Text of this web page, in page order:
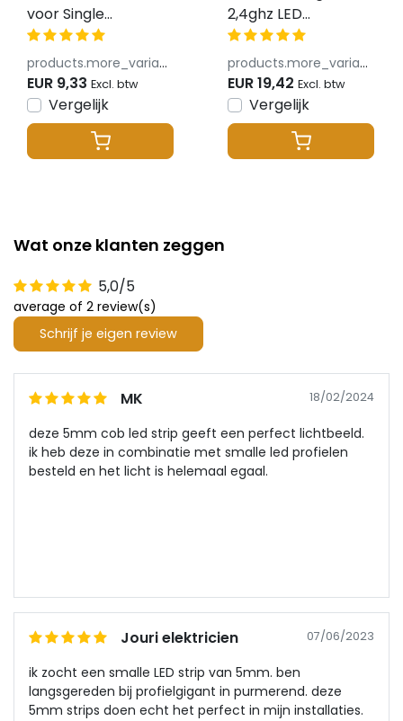
voor Single
Color/Dual
White/RGB/RGBW/RGBWW/RGBCCT
LED strips 12-24v -
SR5
products.more_variants_available
EUR 9,33 Excl. btw
Vergelijk
2,4ghz LED
controller - voor
Single Color/Dual
White/RGB/RGBW/
LED strips 12-24v -
SZ5
products.more_variants_available
EUR 19,42 Excl. btw
Vergelijk
Wat onze klanten zeggen
5,0/5
average of 2 review(s)
Schrijf je eigen review
MK 18/02/2024
deze 5mm cob led strip geeft een perfect lichtbeeld.
ik heb deze in combinatie met smalle led profielen
besteld en het licht is helemaal egaal.
Jouri elektricien 07/06/2023
ik zocht een smalle LED strip van 5mm. ben
langsgereden bij profielgigant in purmerend. deze
5mm strips doen echt het perfect in mijn installaties.